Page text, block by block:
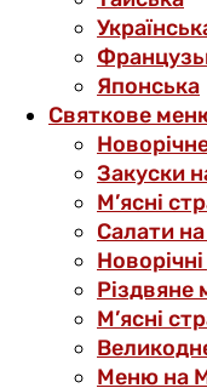
Японська
Святкове
Закуски
М’ясні
Салати
Різдвяне
М’ясні
Меню на